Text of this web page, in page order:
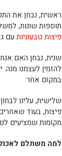
ראשית, נבחן את
תוספות שונות,
פיצות טבעוניות עם
שנית, נבחן האם
להזמין לעצמנו
במקום אחר.
שלישית, עלינו
פיצות, בעוד
מקומות שמציעים
למה משתלם